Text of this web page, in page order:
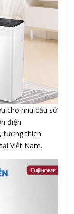
cho nhu cầu sử
điện.
tương thích
Việt Nam.